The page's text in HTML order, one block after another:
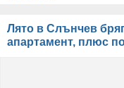
Лято в Слънчев
апартамент, плюс